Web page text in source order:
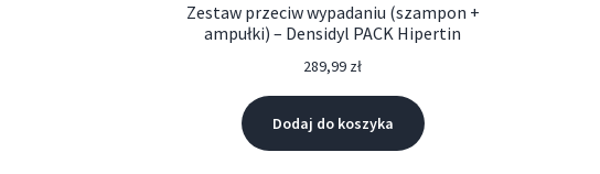
Zestaw przeciw wypadaniu (szampon +
ampułki) – Densidyl PACK Hipertin
289,99 zł
Dodaj do koszyka